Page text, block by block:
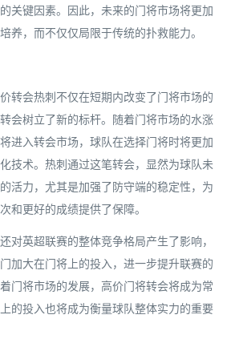
关键因素。因此，未来的门将市场将更加
养，而不仅仅局限于传统的扑救能力。
转会热刺不仅在短期内改变了门将市场的
会树立了新的标杆。随着门将市场的水涨
进入转会市场，球队在选择门将时将更加
技术。热刺通过这笔转会，显然为球队未
活力，尤其是加强了防守端的稳定性，为
和更好的成绩提供了保障。
对英超联赛的整体竞争格局产生了影响，
加大在门将上的投入，进一步提升联赛的
门将市场的发展，高价门将转会将成为常
的投入也将成为衡量球队整体实力的重要